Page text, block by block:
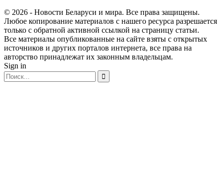
© 2026 - Новости Беларуси и мира. Все права защищены.
Любое копирование материалов с нашего ресурса разрешается
только с обратной активной ссылкой на страницу статьи.
Все материалы опубликованные на сайте взяты с открытых
источников и других порталов интернета, все права на
авторство принадлежат их законным владельцам.
Sign in